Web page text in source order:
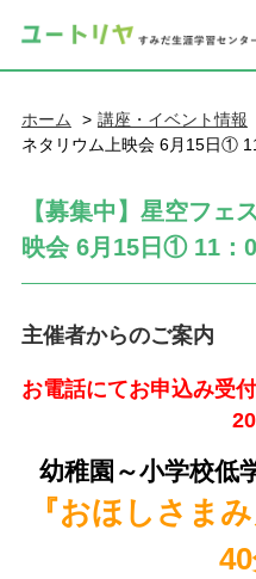
ホーム 講座・イベント情報
ネタリウム上映会 6月15日①
【募集中】星空フェ
映会 6月15日① 11：
主催者からのご案内
お電話にてお申込み受
幼稚園～小学校低
『おほしさま
40